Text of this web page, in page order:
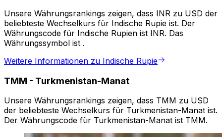
Unsere Währungsrankings zeigen, dass INR zu USD der
beliebteste Wechselkurs für Indische Rupie ist. Der
Währungscode für Indische Rupien ist INR. Das
Währungssymbol ist ₹.
Weitere Informationen zu Indische Rupie
TMM - Turkmenistan-Manat
Unsere Währungsrankings zeigen, dass TMM zu USD
der beliebteste Wechselkurs für Turkmenistan-Manat ist.
Der Währungscode für Turkmenistan-Manat ist TMM.